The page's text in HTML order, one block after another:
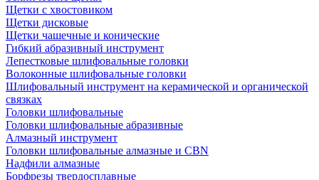
Щетки с хвостовиком
Щетки дисковые
Щетки чашечные и конические
Гибкий абразивный инструмент
Лепестковые шлифовальные головки
Волоконные шлифовальные головки
Шлифовальный инструмент на керамической и органической
связках
Головки шлифовальные
Головки шлифовальные абразивные
Алмазный инструмент
Головки шлифовальные алмазные и CBN
Надфили алмазные
Борфрезы твердосплавные